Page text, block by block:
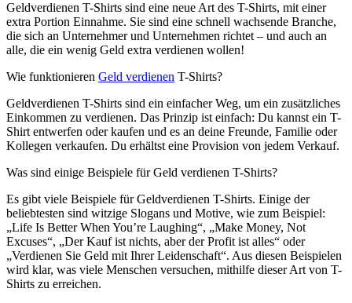
Geldverdienen T-Shirts sind eine neue Art des T-Shirts, mit einer
extra Portion Einnahme. Sie sind eine schnell wachsende Branche,
die sich an Unternehmer und Unternehmen richtet – und auch an
alle, die ein wenig Geld extra verdienen wollen!
Wie funktionieren Geld verdienen T-Shirts?
Geldverdienen T-Shirts sind ein einfacher Weg, um ein zusätzliches
Einkommen zu verdienen. Das Prinzip ist einfach: Du kannst ein T-
Shirt entwerfen oder kaufen und es an deine Freunde, Familie oder
Kollegen verkaufen. Du erhältst eine Provision von jedem Verkauf.
Was sind einige Beispiele für Geld verdienen T-Shirts?
Es gibt viele Beispiele für Geldverdienen T-Shirts. Einige der
beliebtesten sind witzige Slogans und Motive, wie zum Beispiel:
„Life Is Better When You’re Laughing“, „Make Money, Not
Excuses“, „Der Kauf ist nichts, aber der Profit ist alles“ oder
„Verdienen Sie Geld mit Ihrer Leidenschaft“. Aus diesen Beispielen
wird klar, was viele Menschen versuchen, mithilfe dieser Art von T-
Shirts zu erreichen.